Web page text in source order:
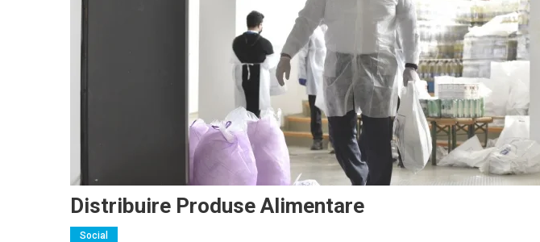
Distribuire Produse Alimentare
Social